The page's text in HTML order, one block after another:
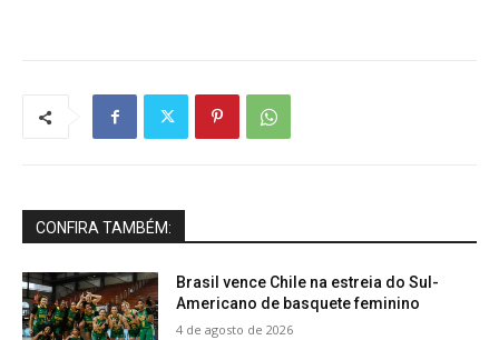
CONFIRA TAMBÉM:
Brasil vence Chile na estreia do Sul-
Americano de basquete feminino
4 de agosto de 2026